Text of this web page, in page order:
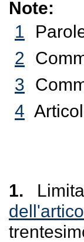
Note:
1
2
3
4
1.